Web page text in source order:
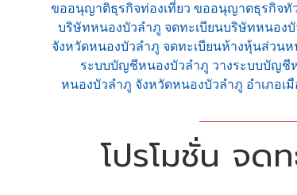
ขออนุญาติธุรกิจท่องเที่ยว ขออนุญาตธุรกิจทั
บริษัทหนองบัวลำภู จดทะเบียนบริษัทหนอง
จังหวัดหนองบัวลำภู จดทะเบียนห้างหุ้นส่ว
ระบบบัญชีหนองบัวลำภู วางระบบบัญ
หนองบัวลำภู จังหวัดหนองบัวลำภู อำเภอเ
โปรโมชั่น จด